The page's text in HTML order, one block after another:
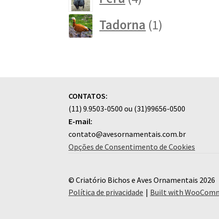
produtos
Tadorna 11
CONTATOS:
(11) 9.9503-0500 ou (31)99656-0500
E-mail:
contato@avesornamentais.com.br
Opções de Consentimento de Cookies
© Criatório Bichos e Aves Ornamentais 2026
Política de privacidade
Built with